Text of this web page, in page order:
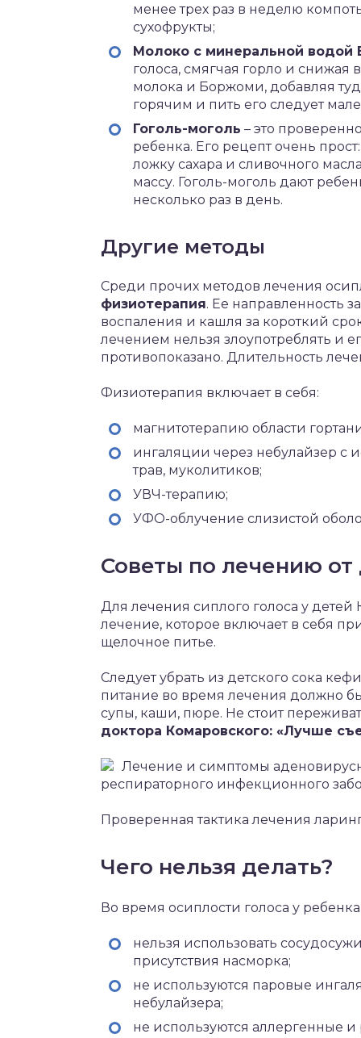
менее трех раз в неделю
сухофрукты;
Молоко с минеральной водой
голоса, смягчая горло и
молока и Боржоми, добавляя
горячим и пить его следует
Гоголь-моголь – это
ребенка. Его рецепт очень
ложку сахара и сливочного
массу. Гоголь-моголь дают
несколько раз в день.
Другие методы
Среди прочих методов лечения
физиотерапия. Ее направленность
воспаления и кашля за короткий
лечением нельзя злоупотреблять и
противопоказано. Длительность
Физиотерапия включает в себя:
магнитотерапию области
ингаляции через небулайзер с
трав, муколитиков;
УВЧ-терапию;
УФО-облучение слизистой
Советы по лечению
Для лечения сиплого голоса у
лечение, которое включает в себя
щелочное питье.
Следует убрать из детского сока
питание во время лечения должно
супы, каши, пюре. Не стоит
доктора Комаровского: «Лучше
Лечение и симптомы
респираторного инфекционного
Проверенная тактика лечения
Чего нельзя делать?
Во время осиплости голоса у
нельзя использовать
присутствия насморка;
не используются паровые
небулайзера;
не используются аллергенные